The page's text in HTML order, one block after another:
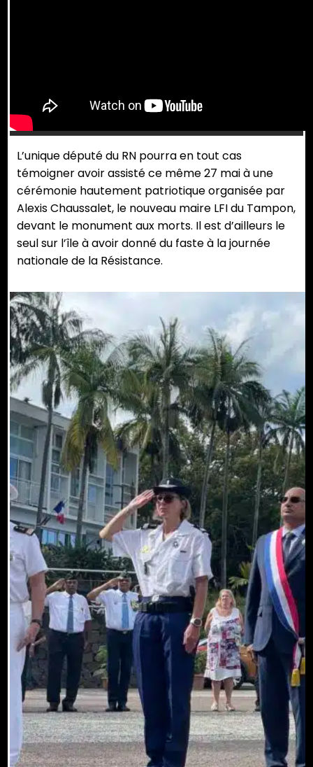
L’unique député du RN pourra en tout cas
témoigner avoir assisté ce même 27 mai à une
cérémonie hautement patriotique organisée par
Alexis Chaussalet, le nouveau maire LFI du Tampon,
devant le monument aux morts. Il est d’ailleurs le
seul sur l’île à avoir donné du faste à la journée
nationale de la Résistance.